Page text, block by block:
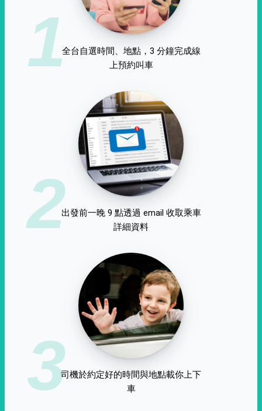
1全台自選時間、地點，3 分鐘完成線
上預約叫車
2出發前一晚 9 點透過 email 收取乘車
詳細資料
3司機於約定好的時間與地點載你上下
車